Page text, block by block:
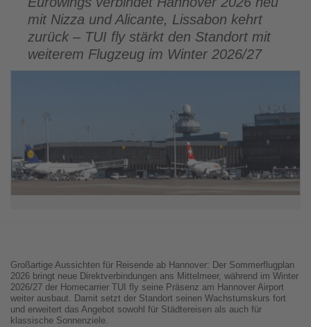
Tourismus
los
mit Nizza und Alicante, Lissabon kehrt
zurück – TUI fly stärkt den Standort mit
weiterem Flugzeug im Winter 2026/27
Großartige Aussichten für Reisende ab Hannover: Der Sommerflugplan
2026 bringt neue Direktverbindungen ans Mittelmeer, während im Winter
2026/27 der Homecarrier TUI fly seine Präsenz am Hannover Airport
weiter ausbaut. Damit setzt der Standort seinen Wachstumskurs fort
und erweitert das Angebot sowohl für Städtereisen als auch für
klassische Sonnenziele.